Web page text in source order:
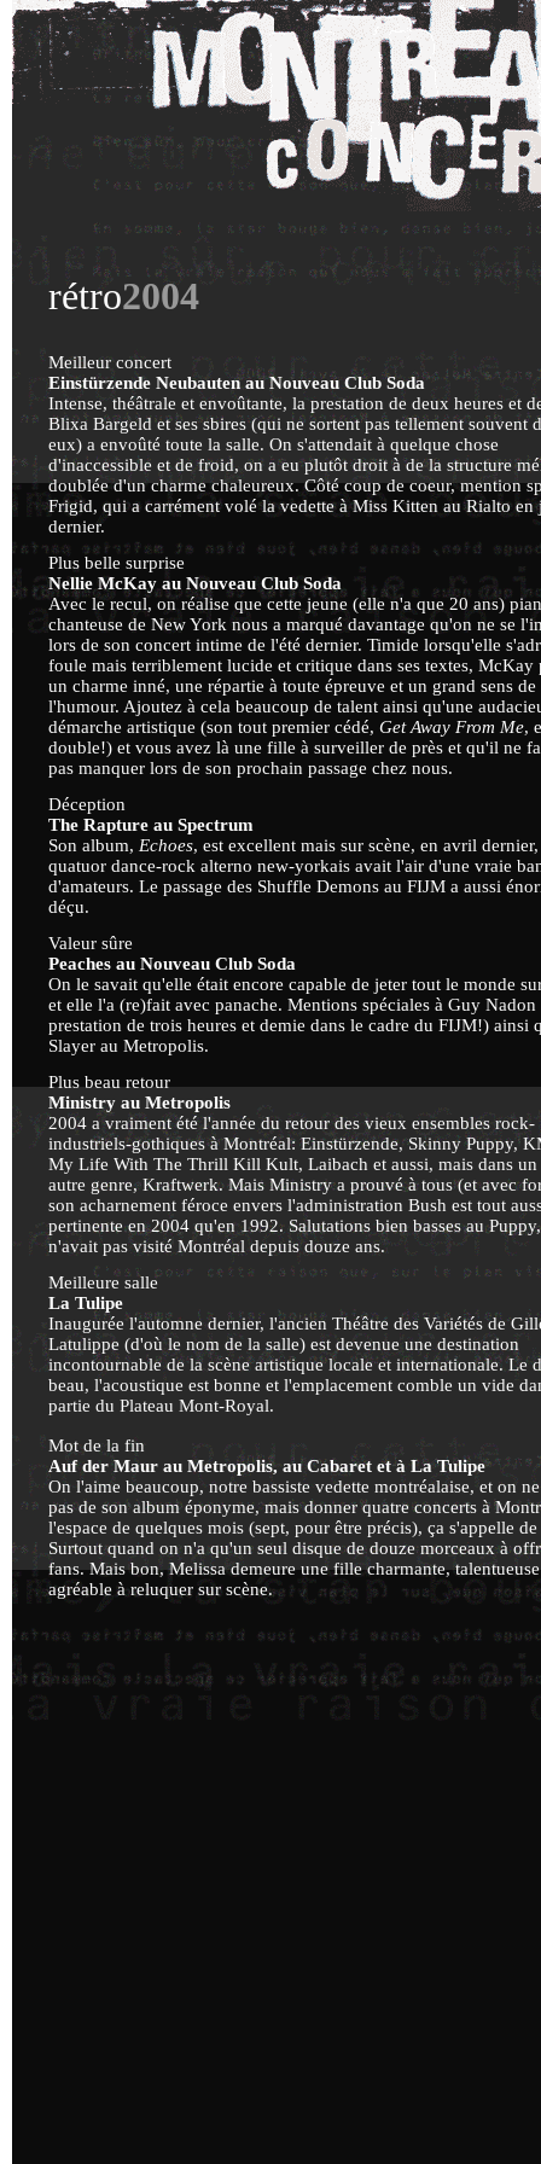
rétro2004
Meilleur concert
Einstürzende Neubauten au Nouveau Club Soda
Intense, théâtrale et envoûtante, la prestation de deux heures et
Blixa Bargeld et ses sbires (qui ne sortent pas tellement souvent
eux) a envoûté toute la salle. On s'attendait à quelque chose
d'inaccessible et de froid, on a eu plutôt droit à de la structure
doublée d'un charme chaleureux. Côté coup de coeur, mention
Frigid, qui a carrément volé la vedette à Miss Kitten au Rialto en
dernier.
Plus belle surprise
Nellie McKay au Nouveau Club Soda
Avec le recul, on réalise que cette jeune (elle n'a que 20 ans)
chanteuse de New York nous a marqué davantage qu'on ne se
lors de son concert intime de l'été dernier. Timide lorsqu'elle
foule mais terriblement lucide et critique dans ses textes, McKay
un charme inné, une répartie à toute épreuve et un grand sens de
l'humour. Ajoutez à cela beaucoup de talent ainsi qu'une
démarche artistique (son tout premier cédé, Get Away From Me,
double!) et vous avez là une fille à surveiller de près et qu'il ne
pas manquer lors de son prochain passage chez nous.
Déception
The Rapture au Spectrum
Son album, Echoes, est excellent mais sur scène, en avril
quatuor dance-rock alterno new-yorkais avait l'air d'une vraie
d'amateurs. Le passage des Shuffle Demons au FIJM a aussi
déçu.
Valeur sûre
Peaches au Nouveau Club Soda
On le savait qu'elle était encore capable de jeter tout le monde
et elle l'a (re)fait avec panache. Mentions spéciales à Guy Nadon
prestation de trois heures et demie dans le cadre du FIJM!) ainsi
Slayer au Metropolis.
Plus beau retour
Ministry au Metropolis
2004 a vraiment été l'année du retour des vieux ensembles rock-
industriels-gothiques à Montréal: Einstürzende, Skinny Puppy,
My Life With The Thrill Kill Kult, Laibach et aussi, mais dans un
autre genre, Kraftwerk. Mais Ministry a prouvé à tous (et avec
son acharnement féroce envers l'administration Bush est tout
pertinente en 2004 qu'en 1992. Salutations bien basses au
n'avait pas visité Montréal depuis douze ans.
Meilleure salle
La Tulipe
Inaugurée l'automne dernier, l'ancien Théâtre des Variétés de
Latulippe (d'où le nom de la salle) est devenue une destination
incontournable de la scène artistique locale et internationale. Le
beau, l'acoustique est bonne et l'emplacement comble un vide
partie du Plateau Mont-Royal.
Mot de la fin
Auf der Maur au Metropolis, au Cabaret et à La Tulipe
On l'aime beaucoup, notre bassiste vedette montréalaise, et on ne
pas de son album éponyme, mais donner quatre concerts à
l'espace de quelques mois (sept, pour être précis), ça s'appelle
Surtout quand on n'a qu'un seul disque de douze morceaux à
fans. Mais bon, Melissa demeure une fille charmante,
agréable à reluquer sur scène.